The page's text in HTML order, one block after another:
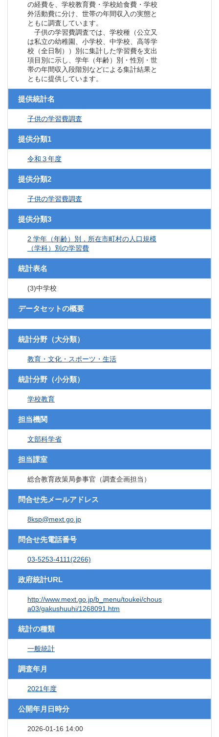
の経費を、学校教育費・学校給食費・学校
外活動費に分け、世帯の年間収入の実態と
ともに調査しています。
子供の学習費調査では、学校種（公立又
は私立の幼稚園、小学校、中学校、高等学
校（全日制））別に集計した学習費を支出
項目別に示し、学年（年齢）別・性別・世
帯の年間収入段階別などによる集計結果と
ともに提供しています。
提供統計名
子供の学習費調査
提供分類1
令和３年度
提供分類2
子供の学習費調査
提供分類3
2 学年（年齢）別，所在市町村の人口規模
（学科）別の学習費
統計表名
(3)中学校
データセットの概要
統計分野（大分類）
教育・文化・スポーツ・生活
統計分野（小分類）
学校教育
担当機関
文部科学省
担当課室
総合教育政策局参事官（調査企画担当）
問合せ先メールアドレス
8ksp@mext.go.jp
問合せ先電話番号
03-5253-4111(2266)
政府統計URL
http://www.mext.go.jp/b_menu/toukei/chous
a03/gakushuuhi/1268091.htm
統計の種類
一般統計
調査年月
2021年度
公開年月日時分
2026-01-16 14:00